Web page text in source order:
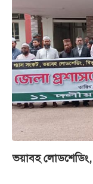
ভয়াবহ লোডশেডিং,